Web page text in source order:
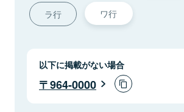
ラ行 ワ行
以下に掲載がない場合
964-0000